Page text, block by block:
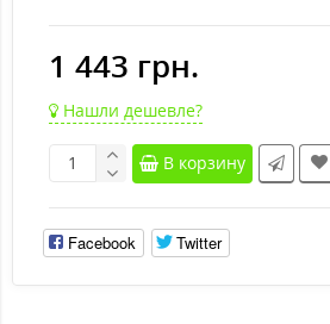
1 443 грн.
Нашли дешевле?
В корзину
Facebook Twitter